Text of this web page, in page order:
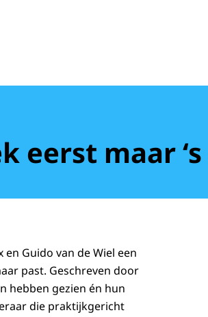
eerst maar
en Guido van de Wiel een
past. Geschreven door
hebben gezien én hun
die praktijkgericht